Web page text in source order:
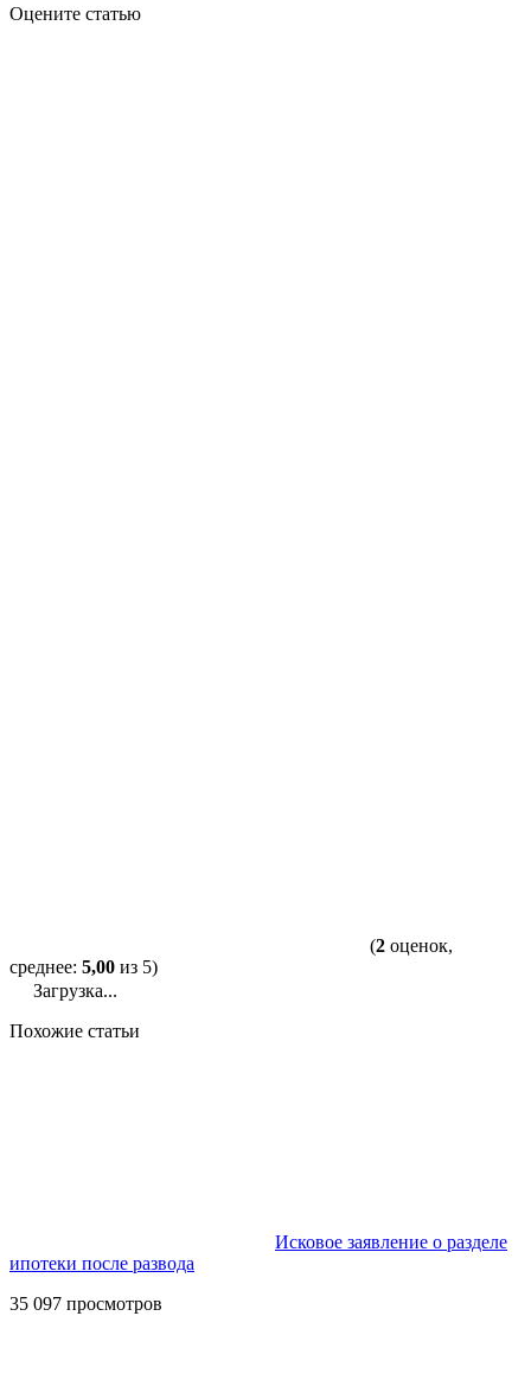
Оцените статью
(2 оценок,
среднее: 5,00 из 5)
Загрузка...
Похожие статьи
Исковое заявление о разделе
ипотеки после развода
35 097 просмотров